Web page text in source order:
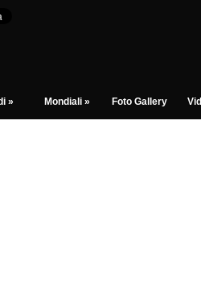
» Mondiali » Foto Gallery